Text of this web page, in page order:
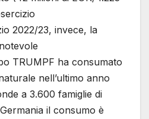
2022/23, invece, la
TRUMPF ha consumato
nell’ultimo anno
a 3.600 famiglie di
il consumo è